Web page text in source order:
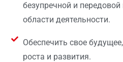
безупречной и
области деятельности.
Обеспечить свое
роста и развития.